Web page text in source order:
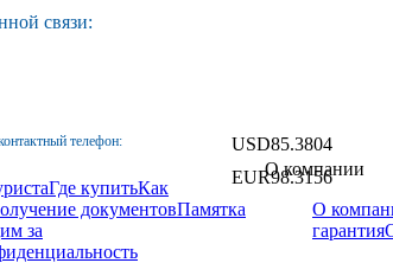
связи:
телефон: USD85.3804
EUR98.3156
Где купитьКак
документовПамятка
за
О компании
О
гарантия